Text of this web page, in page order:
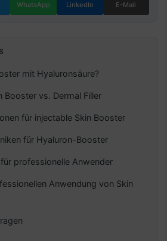
WhatsApp LinkedIn E-Mail
mit Hyaluronsäure?
Booster vs. Dermal Filler
für injectable Skin Booster
für Hyaluron-Booster
professionelle Anwender
Anwendung von Skin